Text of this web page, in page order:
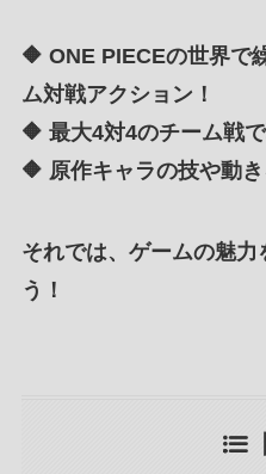
🔶 ONE PIECEの世界で
ム対戦アクション！
🔶 最大4対4のチーム戦
🔶 原作キャラの技や動き
それでは、ゲームの魅力
う！